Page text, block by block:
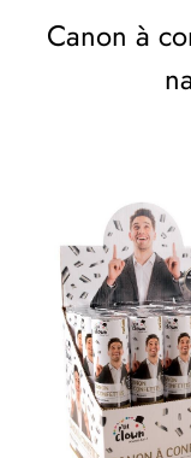
Canon à